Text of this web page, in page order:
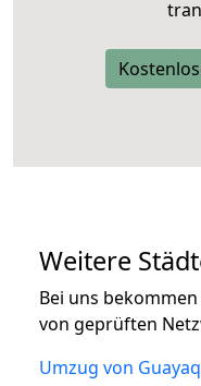
Weitere
Bei uns
von geprüften
Umzug von